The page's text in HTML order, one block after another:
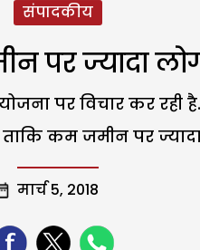
संपादकीय
पर ज्यादा
पर विचार कर रही है.
कम जमीन पर
मार्च 5, 2018